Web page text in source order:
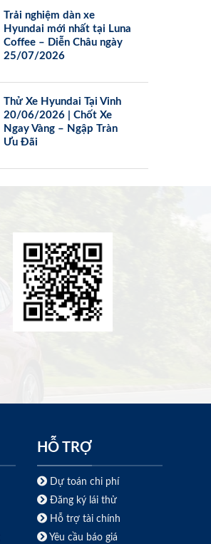
Trải nghiệm dàn xe
Hyundai mới nhất tại Luna
Coffee – Diễn Châu ngày
25/07/2026
Thử Xe Hyundai Tại Vinh
20/06/2026 | Chốt Xe
Ngay Vàng – Ngập Tràn
Ưu Đãi
HỖ TRỢ
Dự toán chi phí
Đăng ký lái thử
Hỗ trợ tài chính
Yêu cầu báo giá